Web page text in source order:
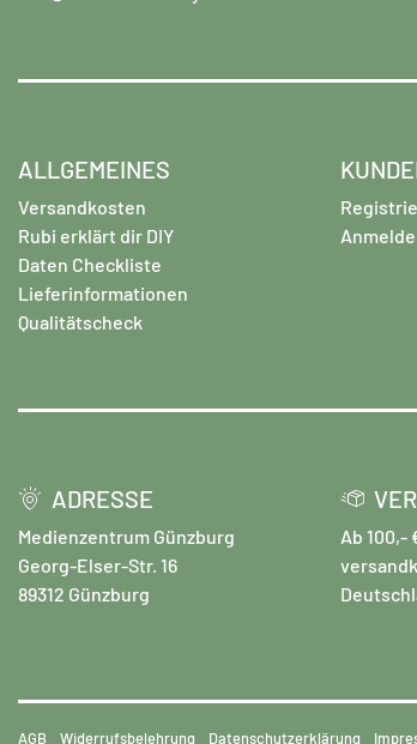
ALLGEMEINES
Versandkosten
Rubi erklärt dir DIY
Daten Checkliste
Lieferinformationen
Qualitätscheck
ADRESSE
Medienzentrum Günzburg
Georg-Elser-Str. 16
89312 Günzburg
Ab 100,-
AGB Widerrufsbelehrung Datenschutzerklärung